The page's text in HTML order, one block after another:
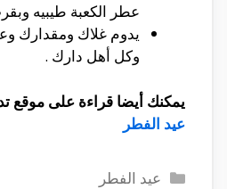
عطر الكعبة طيبيه
يدوم غلاك ومقدارك
وكل أهل دارك .
يمكنك أيضا قراءة على موقع
عيد الفطر
التصنيفات
عيد الفطر